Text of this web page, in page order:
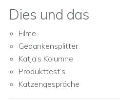
Dies und das
Filme
Gedankensplitter
Katja’s Kolumne
Produkttest’s
Katzengespräche